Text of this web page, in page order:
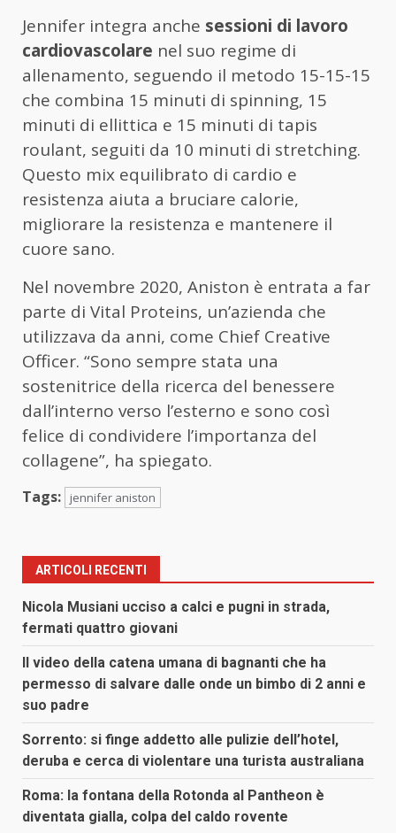
Jennifer integra anche sessioni di lavoro
cardiovascolare nel suo regime di
allenamento, seguendo il metodo 15-15-15
che combina 15 minuti di spinning, 15
minuti di ellittica e 15 minuti di tapis
roulant, seguiti da 10 minuti di stretching.
Questo mix equilibrato di cardio e
resistenza aiuta a bruciare calorie,
migliorare la resistenza e mantenere il
cuore sano.
Nel novembre 2020, Aniston è entrata a far
parte di Vital Proteins, un’azienda che
utilizzava da anni, come Chief Creative
Officer. “Sono sempre stata una
sostenitrice della ricerca del benessere
dall’interno verso l’esterno e sono così
felice di condividere l’importanza del
collagene”, ha spiegato.
Tags: jennifer aniston
ARTICOLI RECENTI
Nicola Musiani ucciso a calci e pugni in strada,
fermati quattro giovani
Il video della catena umana di bagnanti che ha
permesso di salvare dalle onde un bimbo di 2 anni e
suo padre
Sorrento: si finge addetto alle pulizie dell’hotel,
deruba e cerca di violentare una turista australiana
Roma: la fontana della Rotonda al Pantheon è
diventata gialla, colpa del caldo rovente